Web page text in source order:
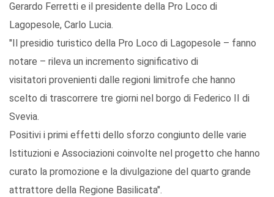
Gerardo Ferretti e il presidente della Pro Loco di
Lagopesole, Carlo Lucia.
"Il presidio turistico della Pro Loco di Lagopesole – fanno
notare – rileva un incremento significativo di
visitatori provenienti dalle regioni limitrofe che hanno
scelto di trascorrere tre giorni nel borgo di Federico II di
Svevia.
Positivi i primi effetti dello sforzo congiunto delle varie
Istituzioni e Associazioni coinvolte nel progetto che hanno
curato la promozione e la divulgazione del quarto grande
attrattore della Regione Basilicata".